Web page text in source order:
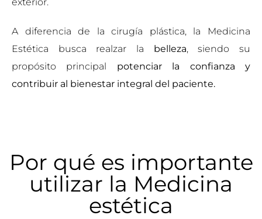
A diferencia de la cirugía plástica, la Medicina
Estética busca realzar la belleza, siendo su
propósito principal potenciar la confianza y
contribuir al bienestar integral del paciente.
Por qué es importante
utilizar la Medicina
estética